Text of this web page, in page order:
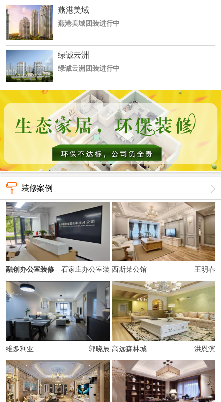
燕港美域
燕港美域团装进行中
绿诚云洲
绿诚云洲团装进行中
装修案例
融创办公室装修
石家庄办公室装
修、经理室装修
西斯莱公馆 王明春
维多利亚 郭晓辰 高远森林城 洪恩滨